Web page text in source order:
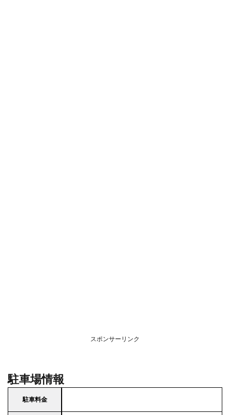
スポンサーリンク
駐車場情報
駐車料金